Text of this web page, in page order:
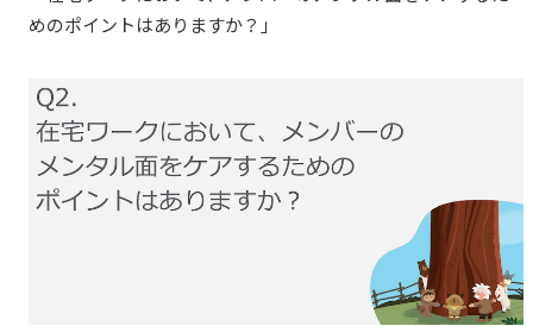
めのポイントはありますか？」